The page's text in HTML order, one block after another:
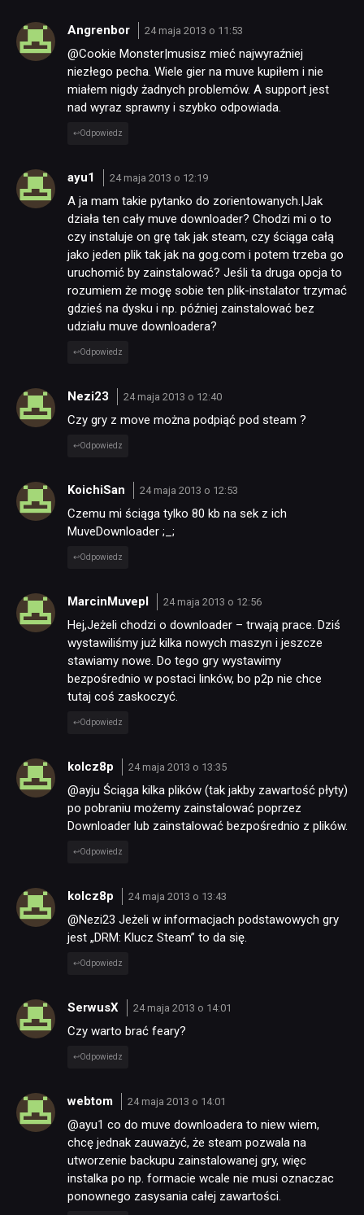
Angrenbor 24 maja 2013 o 11:53
@Cookie Monster|musisz mieć najwyraźniej
niezłego pecha. Wiele gier na muve kupiłem i nie
miałem nigdy żadnych problemów. A support jest
nad wyraz sprawny i szybko odpowiada.
Odpowiedz
ayu1 24 maja 2013 o 12:19
A ja mam takie pytanko do zorientowanych.|Jak
działa ten cały muve downloader? Chodzi mi o to
czy instaluje on grę tak jak steam, czy ściąga całą
jako jeden plik tak jak na gog.com i potem trzeba go
uruchomić by zainstalować? Jeśli ta druga opcja to
rozumiem że mogę sobie ten plik-instalator trzymać
gdzieś na dysku i np. później zainstalować bez
udziału muve downloadera?
Odpowiedz
Nezi23 24 maja 2013 o 12:40
Czy gry z move można podpiąć pod steam ?
Odpowiedz
KoichiSan 24 maja 2013 o 12:53
Czemu mi ściąga tylko 80 kb na sek z ich
MuveDownloader ;_;
Odpowiedz
MarcinMuvepl 24 maja 2013 o 12:56
Hej,Jeżeli chodzi o downloader – trwają prace. Dziś
wystawiliśmy już kilka nowych maszyn i jeszcze
stawiamy nowe. Do tego gry wystawimy
bezpośrednio w postaci linków, bo p2p nie chce
tutaj coś zaskoczyć.
Odpowiedz
kolcz8p 24 maja 2013 o 13:35
@ayju Ściąga kilka plików (tak jakby zawartość płyty)
po pobraniu możemy zainstalować poprzez
Downloader lub zainstalować bezpośrednio z plików.
Odpowiedz
kolcz8p 24 maja 2013 o 13:43
@Nezi23 Jeżeli w informacjach podstawowych gry
jest „DRM: Klucz Steam” to da się.
Odpowiedz
SerwusX 24 maja 2013 o 14:01
Czy warto brać feary?
Odpowiedz
webtom 24 maja 2013 o 14:01
@ayu1 co do muve downloadera to niew wiem,
chcę jednak zauważyć, że steam pozwala na
utworzenie backupu zainstalowanej gry, więc
instalka po np. formacie wcale nie musi oznaczac
ponownego zasysania całej zawartości.